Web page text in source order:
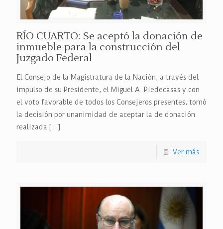
RÍO CUARTO: Se aceptó la donación de
inmueble para la construcción del
Juzgado Federal
El Consejo de la Magistratura de la Nación, a través del
impulso de su Presidente, el Miguel A. Piedecasas y con
el voto favorable de todos los Consejeros presentes, tomó
la decisión por unanimidad de aceptar la de donación
realizada […]
Ver más